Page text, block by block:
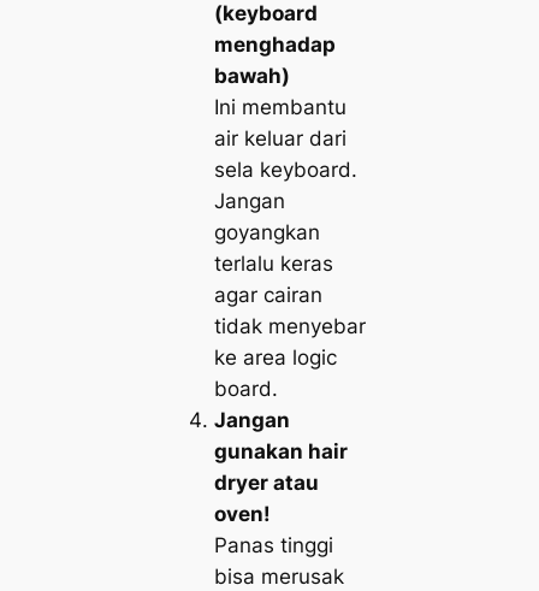
(keyboard
menghadap
bawah)
Ini membantu
air keluar dari
sela keyboard.
Jangan
goyangkan
terlalu keras
agar cairan
tidak menyebar
ke area logic
board.
Jangan
gunakan hair
dryer atau
oven!
Panas tinggi
bisa merusak